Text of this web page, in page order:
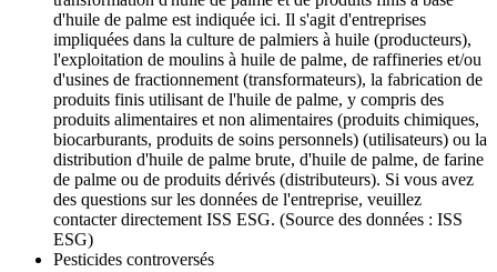
d'huile de palme est indiquée ici. Il s'agit d'entreprises
impliquées dans la culture de palmiers à huile (producteurs),
l'exploitation de moulins à huile de palme, de raffineries et/ou
d'usines de fractionnement (transformateurs), la fabrication de
produits finis utilisant de l'huile de palme, y compris des
produits alimentaires et non alimentaires (produits chimiques,
biocarburants, produits de soins personnels) (utilisateurs) ou la
distribution d'huile de palme brute, d'huile de palme, de farine
de palme ou de produits dérivés (distributeurs). Si vous avez
des questions sur les données de l'entreprise, veuillez
contacter directement ISS ESG. (Source des données : ISS
ESG)
Pesticides controversés